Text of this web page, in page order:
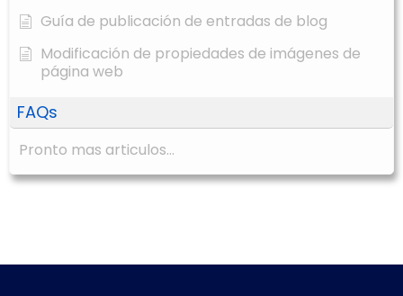
Guía de publicación de entradas de blog
Modificación de propiedades de imágenes de
página web
FAQs
Pronto mas articulos...